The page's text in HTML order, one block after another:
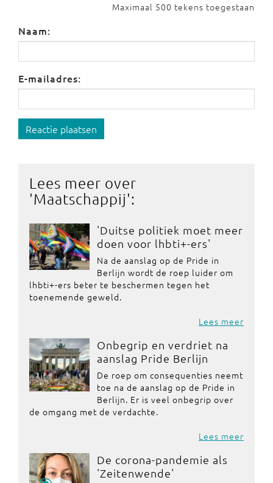
Maximaal 500 tekens toegestaan
Naam:
E-mailadres:
Reactie plaatsen
Lees meer over
'Maatschappij':
'Duitse politiek moet meer
doen voor lhbti+-ers'
Na de aanslag op de Pride in
Berlijn wordt de roep luider om
lhbti+-ers beter te beschermen tegen het
toenemende geweld.
Lees meer
Onbegrip en verdriet na
aanslag Pride Berlijn
De roep om consequenties neemt
toe na de aanslag op de Pride in
Berlijn. Er is veel onbegrip over
de omgang met de verdachte.
Lees meer
De corona-pandemie als
'Zeitenwende'